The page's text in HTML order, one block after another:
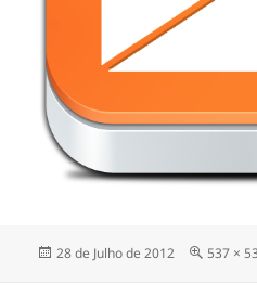
Publicado
28 de Julho de 2012 537 ×